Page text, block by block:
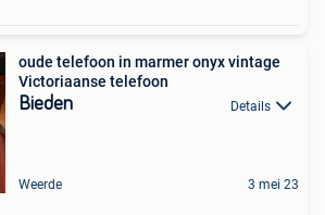
oude telefoon in marmer onyx vintage
Victoriaanse telefoon
Bieden Details
Weerde 3 mei 23